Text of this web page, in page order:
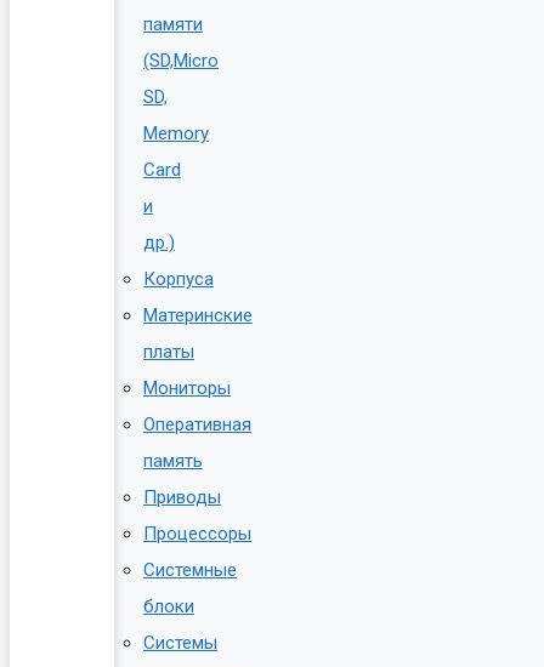
памяти
(SD,Micro
SD,
Memory
Card
и
др.)
Корпуса
Материнские
платы
Мониторы
Оперативная
память
Приводы
Процессоры
Системные
блоки
Системы